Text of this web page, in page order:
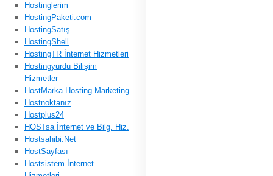
Hostinglerim
HostingPaketi.com
HostingSatış
HostingShell
HostingTR İnternet Hizmetleri
Hostingyurdu Bilişim
Hizmetler
HostMarka Hosting Marketing
Hostnoktanız
Hostplus24
HOSTsa İnternet ve Bilg. Hiz.
Hostsahibi.Net
HostSayfası
Hostsistem İnternet